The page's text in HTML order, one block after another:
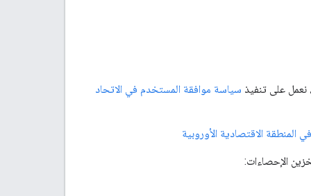
سياسة موافقة المستخدم في الاتحاد
الإحصاءات: